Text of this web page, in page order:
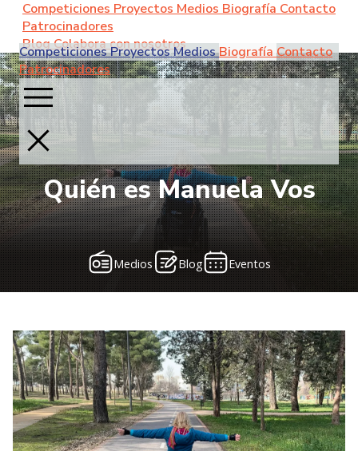
Competiciones Proyectos Medios Biografía Contacto
Patrocinadores
BlogColabora con nosotros
CompeticionesProyectosMediosBiografía Contacto
Patrocinadores
Quién es Manuela Vos
Medios Blog Eventos